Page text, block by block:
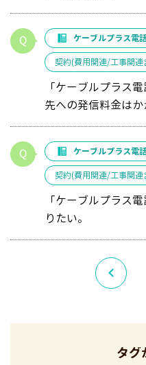
ケーブルプラス電
契約(費用関連/工事関連
「ケーブルプラス
先への発信料金はか
ケーブルプラス電
契約(費用関連/工事関連
「ケーブルプラス
りたい。
タグ